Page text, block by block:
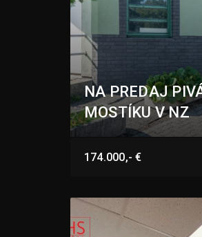
NA PREDAJ
MOSTÍKU V NZ
Ľanová, Nové Zámky
174.000,- €